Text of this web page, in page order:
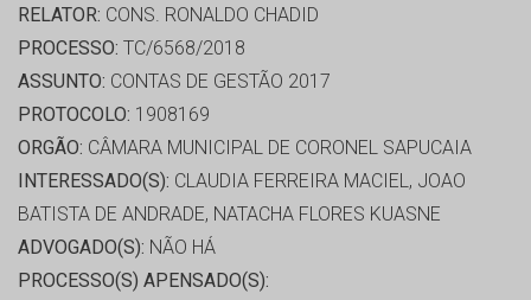
RELATOR: CONS. RONALDO CHADID
PROCESSO: TC/6568/2018
ASSUNTO: CONTAS DE GESTÃO 2017
PROTOCOLO: 1908169
ORGÃO: CÂMARA MUNICIPAL DE CORONEL SAPUCAIA
INTERESSADO(S): CLAUDIA FERREIRA MACIEL, JOAO
BATISTA DE ANDRADE, NATACHA FLORES KUASNE
ADVOGADO(S): NÃO HÁ
PROCESSO(S) APENSADO(S):